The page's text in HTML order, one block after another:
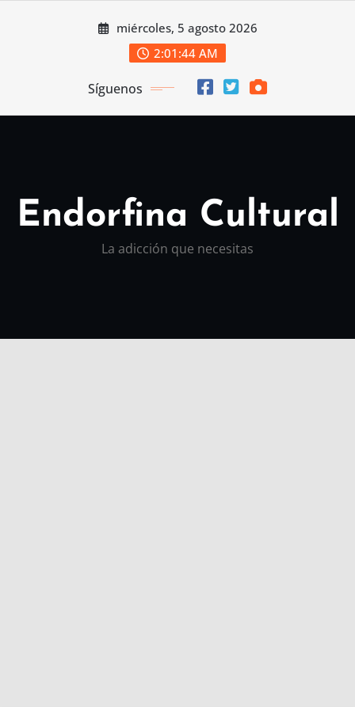
miércoles, 5 agosto 2026
2:01:45 AM
Síguenos
Endorfina Cultural
La adicción que necesitas